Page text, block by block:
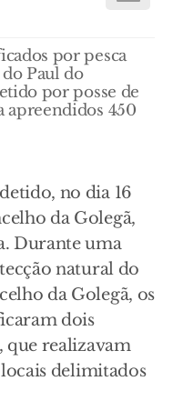
por pesca
Paul do
por posse de
apreendidos 450
no dia 16
da Golegã,
Durante uma
natural do
da Golegã, os
dois
que realizavam
delimitados